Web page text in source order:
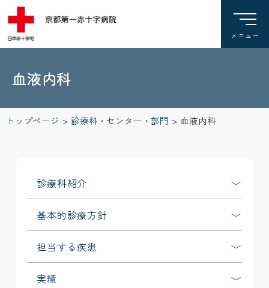
血液内科
トップページ >診療科・センター・部門 > 血液内科
診療科紹介
基本的診療方針
担当する疾患
実績